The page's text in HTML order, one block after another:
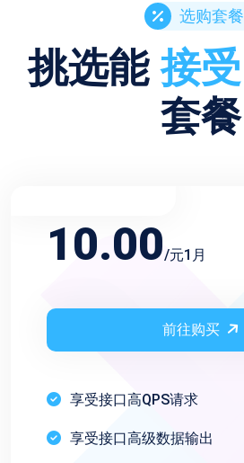
选购套餐
挑选能接受
套餐
10.00/元1月
前往购买
享受接口高QPS请求
享受接口高级数据输出